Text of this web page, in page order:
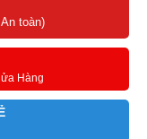
toàn)
Hàng